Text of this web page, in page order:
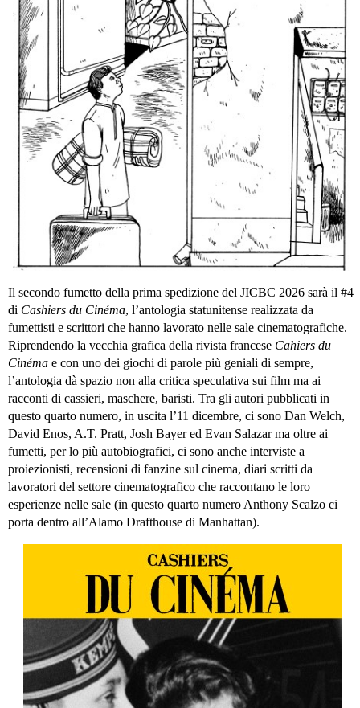
Il secondo fumetto della prima spedizione del JICBC 2026 sarà il #4
di Cashiers du Cinéma, l’antologia statunitense realizzata da
fumettisti e scrittori che hanno lavorato nelle sale cinematografiche.
Riprendendo la vecchia grafica della rivista francese Cahiers du
Cinéma e con uno dei giochi di parole più geniali di sempre,
l’antologia dà spazio non alla critica speculativa sui film ma ai
racconti di cassieri, maschere, baristi. Tra gli autori pubblicati in
questo quarto numero, in uscita l’11 dicembre, ci sono Dan Welch,
David Enos, A.T. Pratt, Josh Bayer ed Evan Salazar ma oltre ai
fumetti, per lo più autobiografici, ci sono anche interviste a
proiezionisti, recensioni di fanzine sul cinema, diari scritti da
lavoratori del settore cinematografico che raccontano le loro
esperienze nelle sale (in questo quarto numero Anthony Scalzo ci
porta dentro all’Alamo Drafthouse di Manhattan).